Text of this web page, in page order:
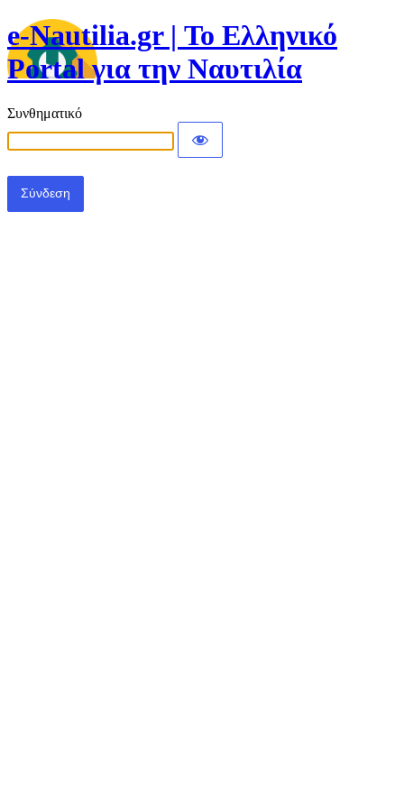
e-Nautilia.gr | Το Ελληνικό
Portal για την Ναυτιλία
Συνθηματικό